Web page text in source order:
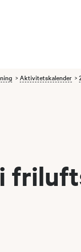
Aktivitetskalender